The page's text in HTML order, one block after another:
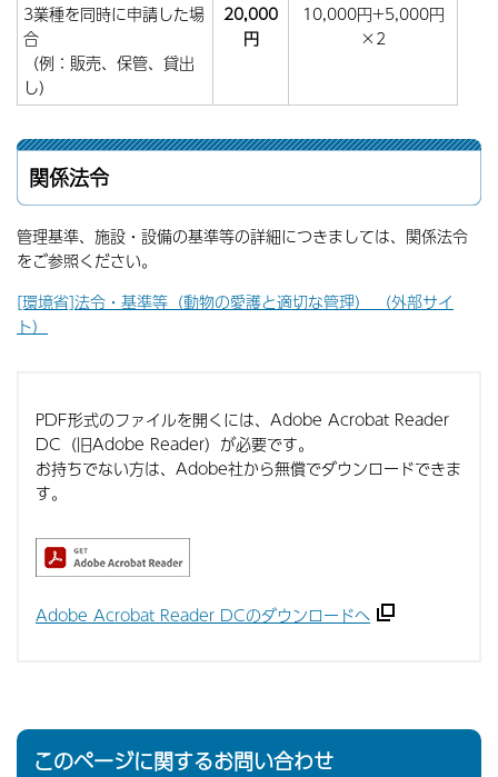
3業種を同時に申請した場
合
（例：販売、保管、貸出
し）
20,000
円
10,000円+5,000円
×2
関係法令
管理基準、施設・設備の基準等の詳細につきましては、関係法令
をご参照ください。
[環境省]法令・基準等（動物の愛護と適切な管理） （外部サイ
ト）
PDF形式のファイルを開くには、Adobe Acrobat Reader
DC（旧Adobe Reader）が必要です。
お持ちでない方は、Adobe社から無償でダウンロードできま
す。
Adobe Acrobat Reader DCのダウンロードへ
このページに関するお問い合わせ